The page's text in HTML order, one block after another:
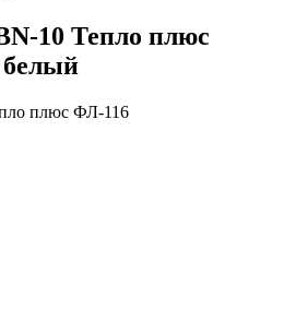
10 Тепло плюс
плюс ФЛ-116